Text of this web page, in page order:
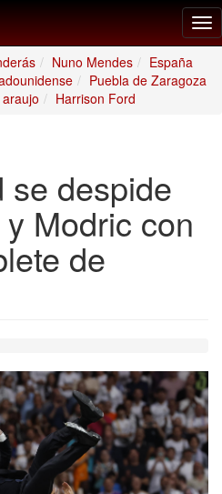
Nuno Mendes
España
Puebla de Zaragoza
araujo Harrison Ford
se despide
Modric con
de